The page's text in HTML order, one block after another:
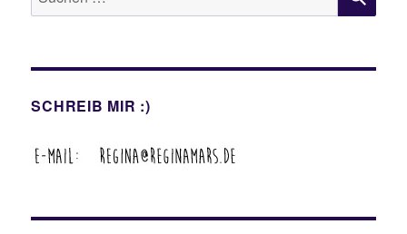
nach:
SCHREIB MIR :)